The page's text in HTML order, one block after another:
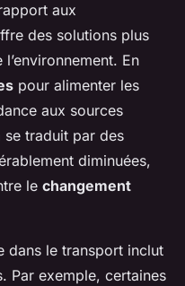
aux
des solutions plus
En
pour alimenter les
aux sources
se traduit par des
diminuées,
le changement
dans le transport inclut
Par exemple, certaines